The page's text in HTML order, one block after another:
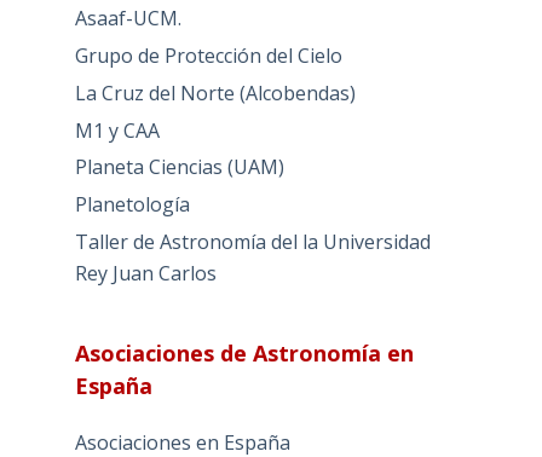
Asaaf-UCM.
Grupo de Protección del Cielo
La Cruz del Norte (Alcobendas)
M1 y CAA
Planeta Ciencias (UAM)
Planetología
Taller de Astronomía del la Universidad
Rey Juan Carlos
Asociaciones de Astronomía en
España
Asociaciones en España